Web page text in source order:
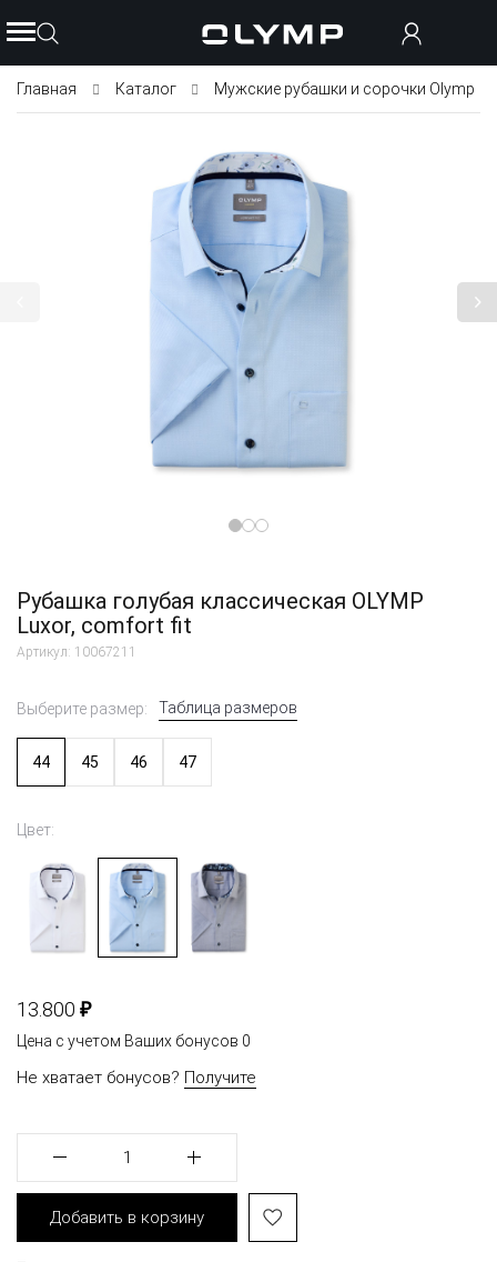
Главная Каталог Мужские рубашки и сорочки Olymp
Рубашка голубая классическая OLYMP
Luxor, comfort fit
Артикул: 10067211
Выберите размер: Таблица размеров
44 45 46 47
Цвет:
13.800 ₽
Цена с учетом Ваших бонусов 0
Не хватает бонусов? Получите
1
Добавить в корзину